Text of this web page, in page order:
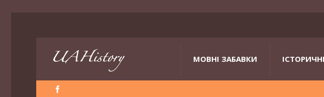
МОВНІ ЗАБАВКИ